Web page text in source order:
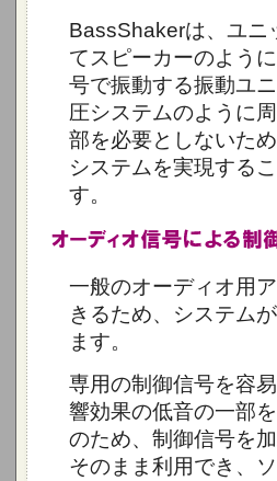
BassShakerは、ユニ
てスピーカーのよう
号で振動する振動ユ
圧システムのように
部を必要としないた
システムを実現する
す。
一般のオーディオ用
きるため、システム
ます。
専用の制御信号を容
響効果の低音の一部
のため、制御信号を
そのまま利用でき、